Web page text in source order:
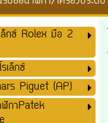
ล็กซ์ Rolex มือ 2
เล็กซ์
Piguet (AP)
กาPatek